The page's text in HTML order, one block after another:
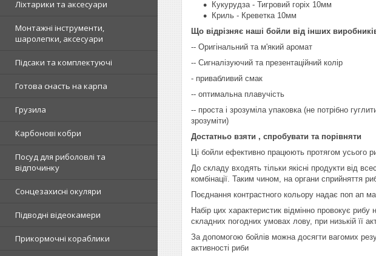
Ліхтарики та аксесуари
Монтажні інструменти,
шаролепки, аксесуари
Підсаки та комплектуючі
Готова снасть на карпа
Грузила
Карбонові кобри
Посуд для риболовлі та
відпочинку
Сонцезахисні окуляри
Підводні відеокамери
Прикормочні кораблики
Кукурудза - Тигровий горіх 10мм
Криль - Креветка 10мм
Що відрізняє наші бойли від інших
-- Оригінальний та м'який аромат
-- Сигналізуючий та презентаційний колір
- привабливий смак
-- оптимальна плавучість
-- проста і зрозуміла упаковка (не потрібно
зрозуміти)
Достатньо взяти , спробувати та порівняти
Ці бойли ефективно працюють протягом усього
До складу входять тільки якісні продукти від
комбінації. Таким чином, на органи сприйняття
Поєднання контрастного кольору надає поп ап
Набір цих характеристик відмінно провокує
складних погодних умовах лову, при низькій її
За допомогою бойлів можна досягти вагомих
активності риби